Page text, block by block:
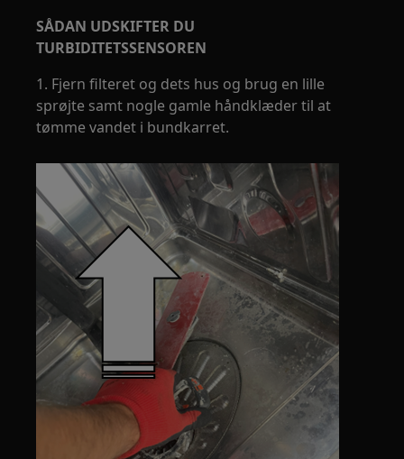
SÅDAN UDSKIFTER DU
TURBIDITETSSENSOREN
1. Fjern filteret og dets hus og brug en lille
sprøjte samt nogle gamle håndklæder til at
tømme vandet i bundkarret.